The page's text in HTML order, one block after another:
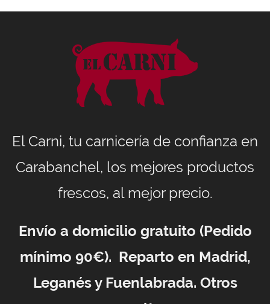
El Carni, tu carnicería de confianza en
Carabanchel, los mejores productos
frescos, al mejor precio.
Envío a domicilio gratuito (Pedido
mínimo 90€). Reparto en Madrid,
Leganés y Fuenlabrada. Otros